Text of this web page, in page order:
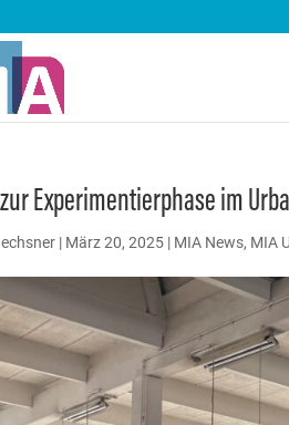
Experimentierphase im
| März 20, 2025 | MIA News, MIA